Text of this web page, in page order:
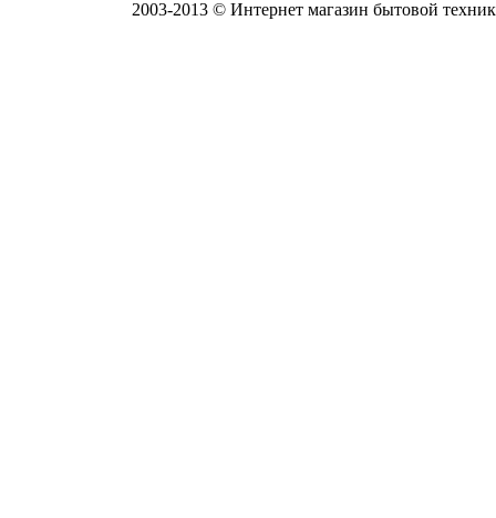
2003-2013 © Интернет магазин бытовой